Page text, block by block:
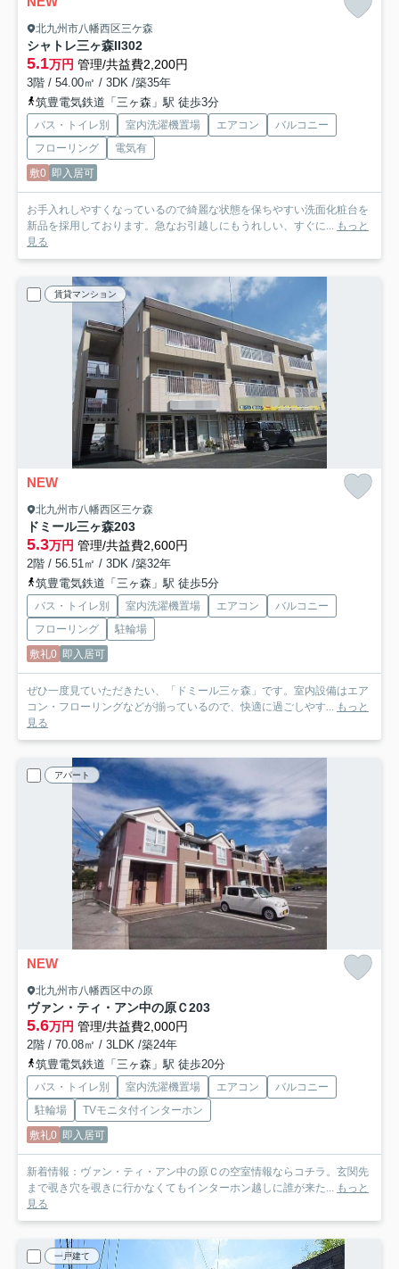
北九州市八幡西区三ケ森
シャトレ三ヶ森II302
5.1万円 管理/共益費2,200円
3階 / 54.00㎡ / 3DK /築35年
筑豊電気鉄道「三ヶ森」駅 徒歩3分
バス・トイレ別 室内洗濯機置場 エアコン
バルコニー
フローリング
電気有
敷0 即入居可
お手入れしやすくなっているので綺麗な状態を保ちやすい洗面化粧台を
新品を採用しております。急なお引越しにもうれしい、すぐに... もっと
見る
賃貸マンション
NEW
北九州市八幡西区三ケ森
ドミール三ヶ森203
5.3万円 管理/共益費2,600円
2階 / 56.51㎡ / 3DK /築32年
筑豊電気鉄道「三ヶ森」駅 徒歩5分
バス・トイレ別 室内洗濯機置場 エアコン
バルコニー
フローリング
駐輪場
敷礼0 即入居可
ぜひ一度見ていただきたい、「ドミール三ヶ森」です。室内設備はエア
コン・フローリングなどが揃っているので、快適に過ごしやす... もっと
見る
アパート
NEW
北九州市八幡西区中の原
ヴァン・ティ・アン中の原Ｃ203
5.6万円 管理/共益費2,000円
2階 / 70.08㎡ / 3LDK /築24年
筑豊電気鉄道「三ヶ森」駅 徒歩20分
バス・トイレ別 室内洗濯機置場 エアコン
バルコニー
駐輪場
TVモニタ付インターホン
敷礼0 即入居可
新着情報：ヴァン・ティ・アン中の原Ｃの空室情報ならコチラ。玄関先
まで覗き穴を覗きに行かなくてもインターホン越しに誰が来た... もっと
見る
一戸建て